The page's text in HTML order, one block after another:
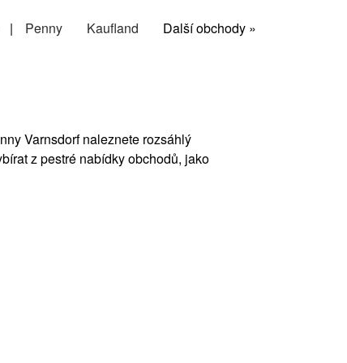
| Penny Kaufland Další obchody »
Varnsdorf naleznete rozsáhlý
z pestré nabídky obchodů, jako